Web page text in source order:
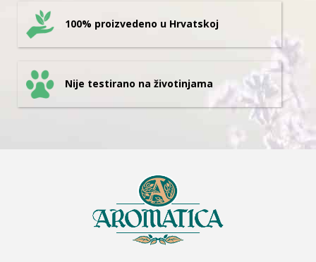
100% proizvedeno u Hrvatskoj
Nije testirano na životinjama